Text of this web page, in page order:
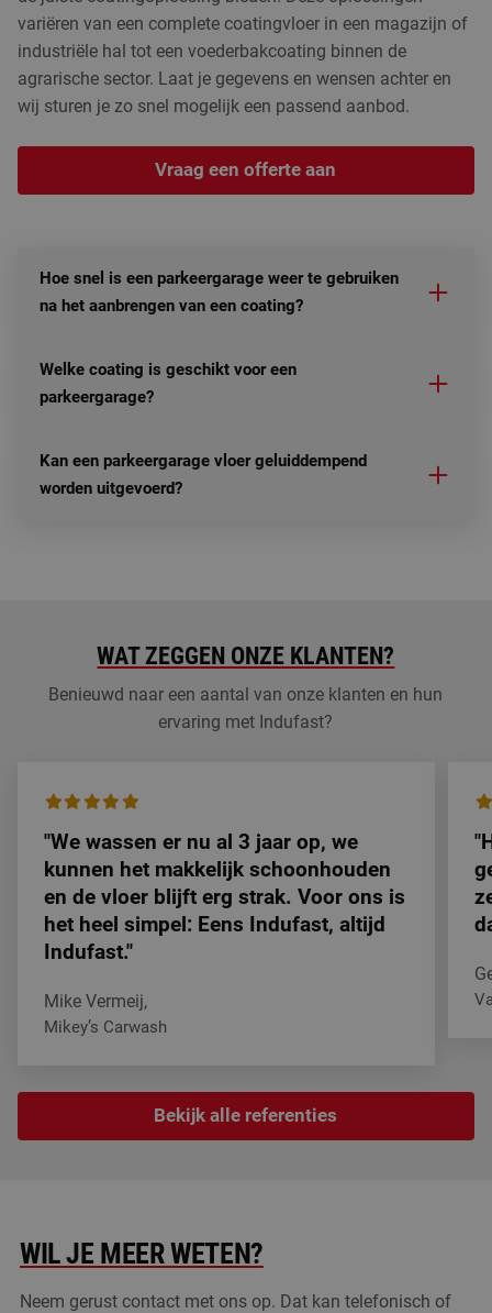
variëren van een complete coatingvloer in een magazijn of
industriële hal tot een voederbakcoating binnen de
agrarische sector. Laat je gegevens en wensen achter en
wij sturen je zo snel mogelijk een passend aanbod.
Vraag een offerte aan
Hoe snel is een parkeergarage weer te gebruiken
na het aanbrengen van een coating?
Welke coating is geschikt voor een
parkeergarage?
Kan een parkeergarage vloer geluiddempend
worden uitgevoerd?
WAT ZEGGEN ONZE KLANTEN?
Benieuwd naar een aantal van onze klanten en hun
ervaring met Indufast?
"We wassen er nu al 3 jaar op, we
kunnen het makkelijk schoonhouden
en de vloer blijft erg strak. Voor ons is
het heel simpel: Eens Indufast, altijd
Indufast."
Mike Vermeij,
Mikey’s Carwash
Bekijk alle referenties
WIL JE MEER WETEN?
Neem gerust contact met ons op. Dat kan telefonisch of